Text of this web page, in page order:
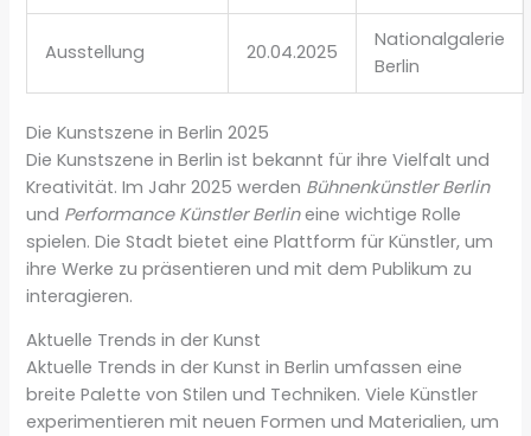
Ausstellung 20.04.2025
Nationalgalerie
Berlin
Die Kunstszene in Berlin 2025
Die Kunstszene in Berlin ist bekannt für ihre Vielfalt und
Kreativität. Im Jahr 2025 werden Bühnenkünstler Berlin
und Performance Künstler Berlineine wichtige Rolle
spielen. Die Stadt bietet eine Plattform für Künstler, um
ihre Werke zu präsentieren und mit dem Publikum zu
interagieren.
Aktuelle Trends in der Kunst
Aktuelle Trends in der Kunst in Berlin umfassen eine
breite Palette von Stilen und Techniken. Viele Künstler
experimentieren mit neuen Formen und Materialien, um